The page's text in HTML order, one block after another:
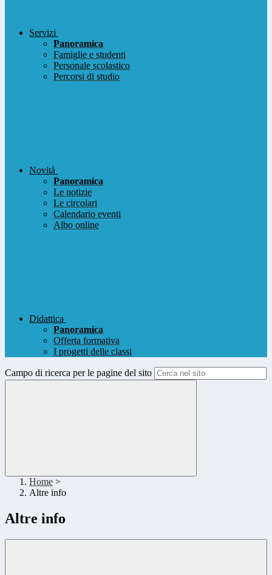
Servizi
Panoramica
Famiglie e studenti
Personale scolastico
Percorsi di studio
Novità
Panoramica
Le notizie
Le circolari
Calendario eventi
Albo online
Didattica
Panoramica
Offerta formativa
I progetti delle classi
Campo di ricerca per le pagine del sito
Home >
Altre info
Altre info